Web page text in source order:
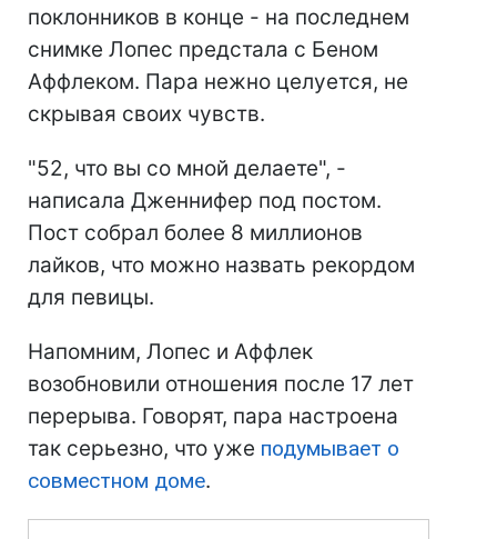
поклонников в конце - на последнем
снимке Лопес предстала с Беном
Аффлеком. Пара нежно целуется, не
скрывая своих чувств.
"52, что вы со мной делаете", -
написала Дженнифер под постом.
Пост собрал более 8 миллионов
лайков, что можно назвать рекордом
для певицы.
Напомним, Лопес и Аффлек
возобновили отношения после 17 лет
перерыва. Говорят, пара настроена
так серьезно, что уже подумывает о
совместном доме.